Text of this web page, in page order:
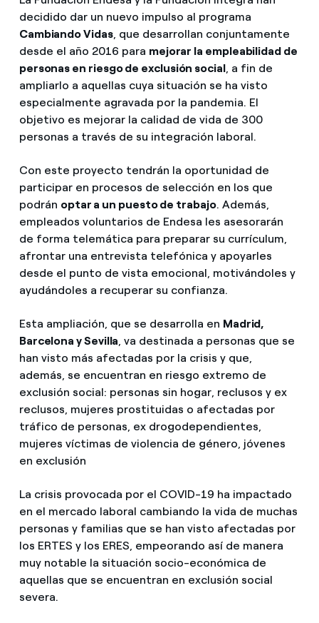
decidido dar un nuevo impulso al programa
Cambiando Vidas, que desarrollan conjuntamente
desde el año 2016 para mejorar la empleabilidad de
personas en riesgo de exclusión social, a fin de
ampliarlo a aquellas cuya situación se ha visto
especialmente agravada por la pandemia. El
objetivo es mejorar la calidad de vida de 300
personas a través de su integración laboral.
Con este proyecto tendrán la oportunidad de
participar en procesos de selección en los que
podrán optar a un puesto de trabajo. Además,
empleados voluntarios de Endesa les asesorarán
de forma telemática para preparar su currículum,
afrontar una entrevista telefónica y apoyarles
desde el punto de vista emocional, motivándoles y
ayudándoles a recuperar su confianza.
Esta ampliación, que se desarrolla en Madrid,
Barcelona y Sevilla, va destinada a personas que se
han visto más afectadas por la crisis y que,
además, se encuentran en riesgo extremo de
exclusión social: personas sin hogar, reclusos y ex
reclusos, mujeres prostituidas o afectadas por
tráfico de personas, ex drogodependientes,
mujeres víctimas de violencia de género, jóvenes
en exclusión
La crisis provocada por el COVID-19 ha impactado
en el mercado laboral cambiando la vida de muchas
personas y familias que se han visto afectadas por
los ERTES y los ERES, empeorando así de manera
muy notable la situación socio-económica de
aquellas que se encuentran en exclusión social
severa.